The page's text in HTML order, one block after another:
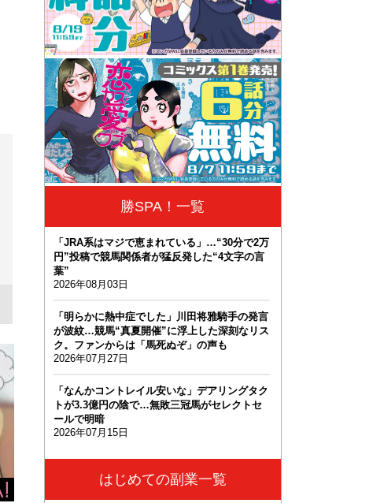
勝SPA！一覧
「JRA系はマジで恵まれている」…“30分で2万
円”投稿で競馬関係者が猛反発した“4文字の言
葉”
2026年08月03日
「明らかに熱中症でした」川田将雅騎手の発言
が波紋…競馬“真夏開催”に浮上した深刻なリス
ク。ファンからは「馬死ぬぞ」の声も
2026年07月27日
「なんかコントレイル安いな」デアリングタク
トが3.3億円の陰で…無敗三冠馬がセレクトセ
ールで明暗
2026年07月15日
はじめての副業一覧